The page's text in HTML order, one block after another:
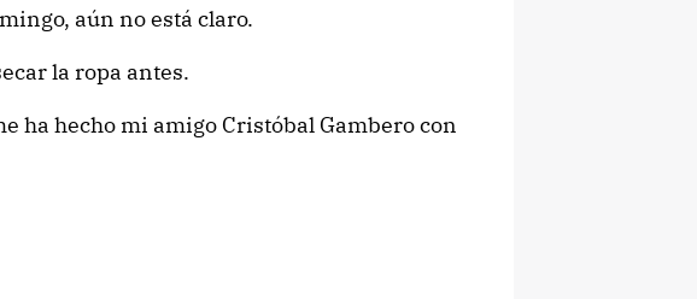
aún no está claro.
la ropa antes.
ha hecho mi amigo Cristóbal Gambero con